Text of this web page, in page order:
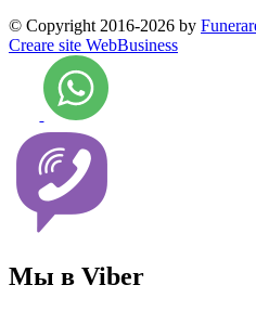
© Copyright 2016-2026 by
Creare site WebBusiness
Мы в Viber